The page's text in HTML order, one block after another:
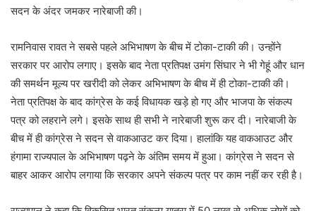
सदन के अंदर जमकर नारेबाजी की।
रामनिवास रावत ने सबसे पहले अभिभाषण के बीच में टोका-टाकी की। उन्होंने
सरकार पर आरोप लगाए। इसके बाद नेता प्रतिपक्ष उमंग सिंघार ने भी गेहूं और धान
की समर्थन मूल्य पर खरीदी को लेकर अभिभाषण के बीच में ही टोका-टाकी की।
नेता प्रतिपक्ष के बाद कांग्रेस के कई विधायक खड़े हो गए और भाजपा के संकल्प
पत्र को लहराने लगे। इसके साथ ही सभी ने नारेबाजी शुरू कर दी। नारेबाजी के
बीच में ही कांग्रेस ने सदन से वाकआउट कर दिया। हालांकि यह वाकआउट और
हंगामा राज्यपाल के अभिभाषण पढ़ने के अंतिम समय में हुआ। कांग्रेस ने सदन से
बाहर आकर आरोप लगाया कि सरकार अपने संकल्प पत्र पर काम नहीं कर रही है।